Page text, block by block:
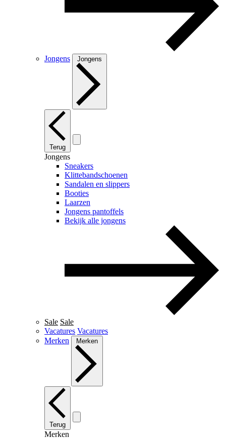
Jongens Jongens
Terug
Jongens
Sneakers
Klittebandschoenen
Sandalen en slippers
Booties
Laarzen
Jongens pantoffels
Bekijk alle jongens
Sale Sale
Vacatures Vacatures
Merken
Merken
Terug
Merken